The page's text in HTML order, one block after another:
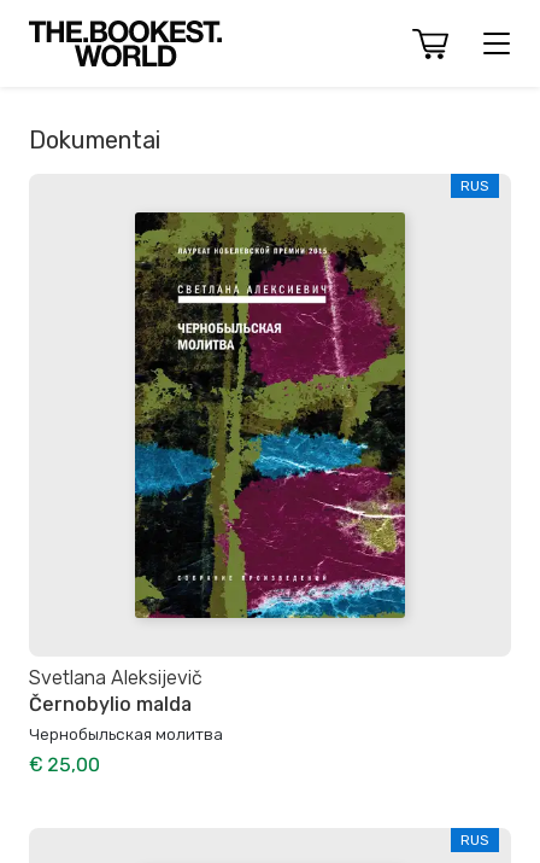
Dokumentai
RUS
Svetlana Aleksijevič
Černobylio malda
Чернобыльская молитва
€ 25,00
RUS